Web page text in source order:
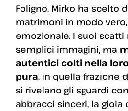
Foligno, Mirko ha scelto
matrimoni in modo
emozionale. I suoi scatti
semplici immagini, ma
autentici colti nella
pura, in quella frazione
si rivelano gli sguardi
abbracci sinceri, la gioia